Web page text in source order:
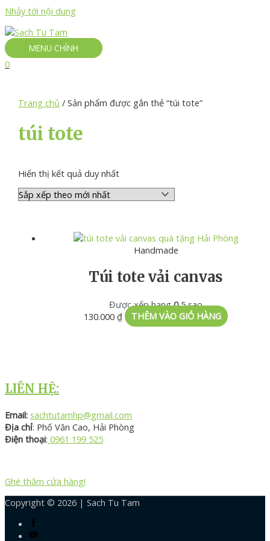
Nhảy tới nội dung
MENU CHÍNH
0
Trang chủ / Sản phẩm được gắn thẻ “túi tote”
túi tote
Hiển thị kết quả duy nhất
Handmade
Túi tote vải canvas
Được xếp hạng05 sao
130.000₫ THÊM VÀO GIỎ HÀNG
LIÊN HỆ:
Email: sachtutamhp@gmail.com
Địa chỉ: Phố Văn Cao, Hải Phòng
Điện thoại: 0961 199 525
Ghé thăm cửa hàng!
Copyright © 2026 | Sach Tu Tam